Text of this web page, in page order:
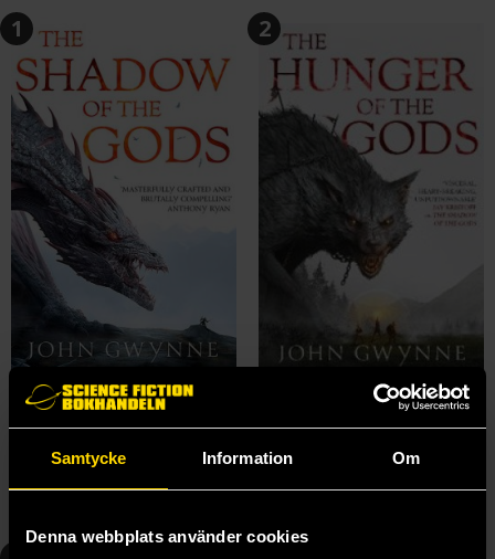
Samtycke Information Om
Denna webbplats använder cookies
1
The Shadow of the Gods
179 kr
2
The Hunger of the Gods
179 kr